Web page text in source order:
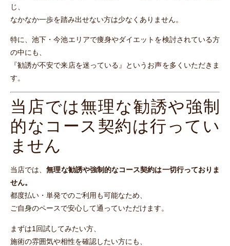
じ、
なかなか一歩を踏み出せない方は少なくありません。
特に、池下・今池エリアで痩身やダイエットを検討されている方
の中にも、
『勧誘が不安で来店を迷っている』というお声を多くいただきま
す。
当店では無理な勧誘や強制
的なコース契約は行ってい
ません
当店では、無理な勧誘や強制的なコース契約は一切行っておりま
せん。
都度払い・単発でのご利用も可能なため、
ご自身のペースで安心して通っていただけます。
まずは1回試してみたい方、
施術の雰囲気や相性を確認したい方にも、